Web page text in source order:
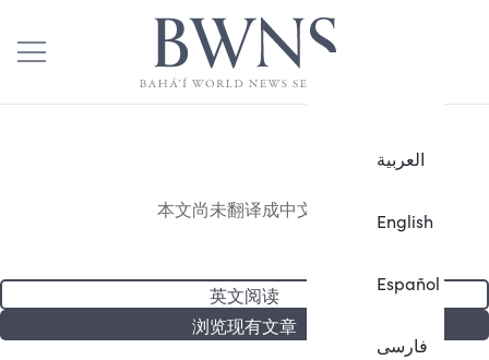
العربية
English
Español
فارسی
本文尚未翻译成中文。
英文阅读
浏览现有文章